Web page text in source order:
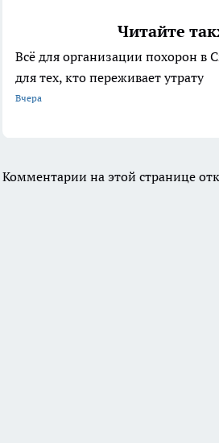
Читайте
Всё для организации похорон в
для тех, кто переживает утрату
Вчера
Комментарии на этой странице